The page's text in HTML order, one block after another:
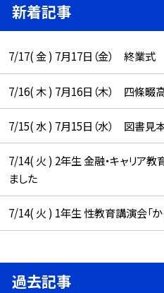
新着記事
7/17( 金 ) 7月17日（金） 終業式
7/16( 木 ) 7月16日（木） 四條畷
7/15( 水 ) 7月15日（水） 図書見
7/14( 火 ) 2年生 金融・キャリア教
ました
7/14( 火 ) 1年生 性教育講演会「
過去記事